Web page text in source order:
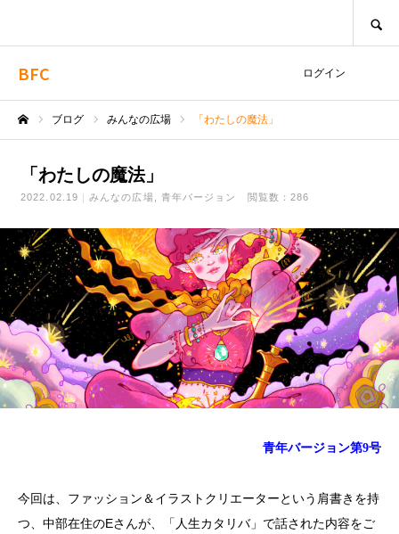
BFC ログイン
ブログ みんなの広場 「わたしの魔法」
「わたしの魔法」
2022.02.19 みんなの広場 青年バージョン 閲覧数：286
青年バージョン第9号
今回は、ファッション＆イラストクリエーターという肩書きを持
つ、中部在住のEさんが、「人生カタリバ」で話された内容をご